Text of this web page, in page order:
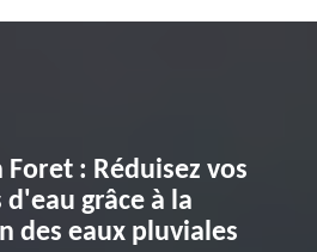
Foret : Réduisez vos
grâce à la
des eaux pluviales